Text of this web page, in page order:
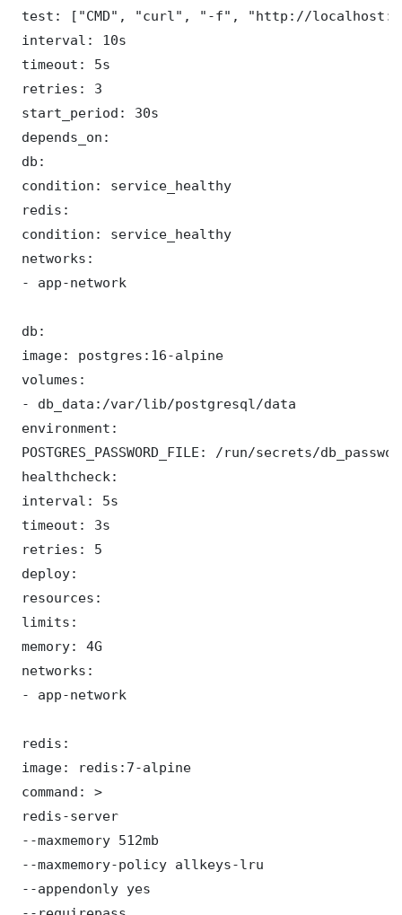
test: ["CMD", "curl", "-f", "http://
interval: 10s
timeout: 5s
retries: 3
start_period: 30s
depends_on:
db:
condition: service_healthy
redis:
condition: service_healthy
networks:
- app-network
db:
image: postgres:16-alpine
volumes:
- db_data:/var/lib/postgresql/data
environment:
POSTGRES_PASSWORD_FILE: /run/secrets/
healthcheck:
interval: 5s
timeout: 3s
retries: 5
deploy:
resources:
limits:
memory: 4G
networks:
- app-network
redis:
image: redis:7-alpine
command: >
redis-server
--maxmemory 512mb
--maxmemory-policy allkeys-lru
--appendonly yes